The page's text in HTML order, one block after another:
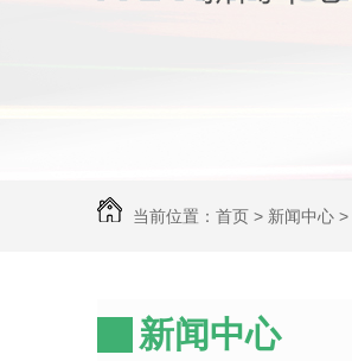
当前位置： 首页 > 新闻中心 >
新闻中心